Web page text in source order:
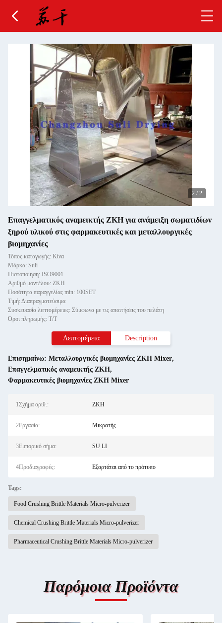
2 / 2
Επαγγελματικός αναμεικτής ZKH για ανάμειξη σωματιδίων
ξηρού υλικού στις φαρμακευτικές και μεταλλουργικές
βιομηχανίες
Τόπος καταγωγής: Κίνα
Μάρκα: Suli
Πιστοποίηση: ISO9001
Αριθμό μοντέλου: ZKH
Ποσότητα παραγγελίας min: 100SET
Τιμή: Διαπραγματεύσιμα
Συσκευασία λεπτομέρειες: Σύμφωνα με τις απαιτήσεις του πελάτη
Όροι πληρωμής: Τ/Τ
Λεπτομέρεια Description
Επισημαίνω: Μεταλλουργικές βιομηχανίες ZKH Mixer,
Επαγγελματικός αναμεικτής ZKH,
Φαρμακευτικές βιομηχανίες ZKH Mixer
1Σχήμα αριθ.: ZKH
2Εργασία: Μικρατής
3Εμπορικό σήμα: SU LI
4Προδιαγραφές: Εξαρτάται από το πρότυπο
Tags:
Food Crushing Brittle Materials Micro-pulverizer
Chemical Crushing Brittle Materials Micro-pulverizer
Pharmaceutical Crushing Brittle Materials Micro-pulverizer
Παρόμοια Προϊόντα